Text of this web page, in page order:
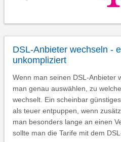
DSL-Anbieter wechseln -
unkompliziert
Wenn man seinen DSL-Anbieter
man genau auswählen, zu
wechselt. Ein scheinbar
als teuer entpuppen, wenn
man besonders lange an einen
sollte man die Tarife mit dem